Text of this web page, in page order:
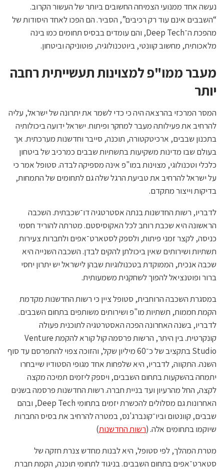
נעשה אחד ממנועי הצמיחה החשובים ביותר של העשור הקרוב.
“השבבים אינם עוד רק רכיבים”, הסביר. הם הפכו לאחד היסודות של
מהפכת ה־Deep Tech, והם עומדים בבסיס תחומים כמו בינה
מלאכותית, מחשוב קוונטי, ביוטכנולוגיה, פוטוניקה וביטחון.
מעבר ממו"פ למצוינות תעשייתית רחבה
יותר
המסר המרכזי בהרצאה היה כי כדי לשמר את יתרונה של ישראל, עליה
להרחיב את פעילותה מעבר למחקר ופיתוח. ישראל ידועה ביכולותיה
בתכנון שבבים, ארכיטקטורה, תוכנה, סייבר וחדשנות מערכתית. אך
בעולם שבו מדינות משקיעות בתשתיות שבבים כמרכיב של ביטחון
כלכלי וטכנולוגי, מצוינות במו"פ אינה מספיקה לבדה. סטופל אמר כי
על ישראל להרחיב את טביעת הרגל שלה גם לתחומים של התמחות,
בדיקות וייצור מתקדם.
לדבריו, רשות החדשנות בנתה אסטרטגיה דו־שכבתית. השכבה
הראשונה היא שכבת רוחב לכל האקוסיסטם. מטרתה להוריד חסמי
כניסה, לקצר זמני פיתוח, ולספק לסטארט־אפים ולחברות צעירות
תשתיות ושירותים שאין ביכולתן להקים לבדן. השכבה השנייה היא
שכבה אנכית, הממוקדת בטכנולוגיות שבהן לישראל יש יתרון יחסי
ברור ופוטנציאל להפוך לשחקנית משמעותית.
במסגרת השכבה הרוחבית, סטופל ציין כי רשות החדשנות מקדמת
הקמת חממות, תשתיות מו"פ ושירותים משותפים בתחום השבבים.
לדבריו, בשנה האחרונה הפכה האסטרטגיה לתוכנית פעולה
קונקרטית. בין היתר, הרשות פרסמה קול קורא להקמת Venture
Studio בתקציב של כ־60 מיליון שקל, והזוכה צפוי להתפרסם עד סוף
השנה. התקווה, לדבריו, היא שלפחות אחד מגופי הסטודיו שייבחרו
יתמחה בהשקעות בתחום השבבים, ויספק ליזמים תמיכה מקצה
לקצה, החל מהרעיון ועד בניית חברה. רשות החדשנות פרסמה בשנים
האחרונות גם מסלולים להכשרת יזמים בתחומי Deep Tech, ובהם
שבבים, קוונטום וביו־קונברג'נס, במטרה להרחיב את בסיס החברות
שיוקמו בתחומים אלה. (רשות החדשנות)
מטרת המהלך, לפי סטופל, היא לבנות מחדש צנרת חזקה של
סטארט־אפים בתחום השבבים. בניגוד לתחומי תוכנה, הקמת חברת